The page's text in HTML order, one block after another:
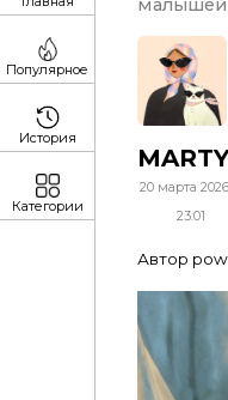
малышей
20 марта
23:01
Автор
Популярное
История
Категории